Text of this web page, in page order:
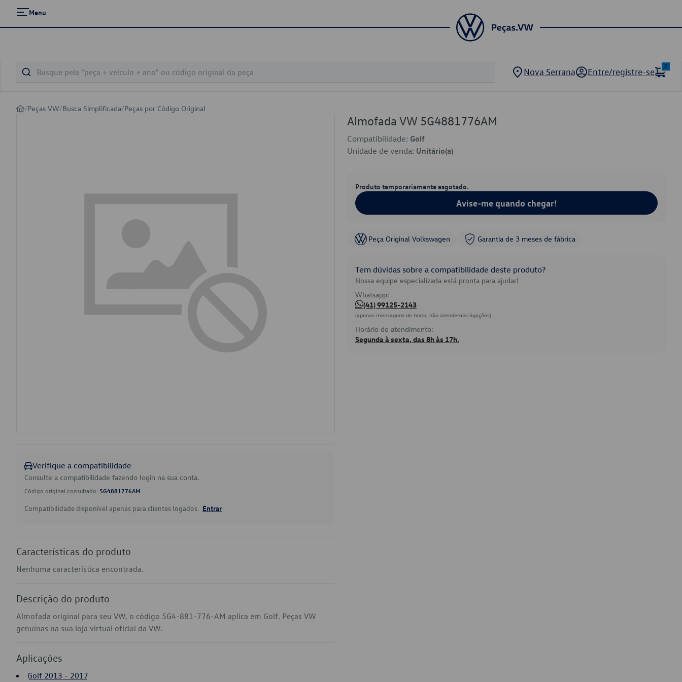
Menu
Nova Serrana Entre/registre-se
0
/Peças VW/Busca Simplificada/Peças por Código Original
Verifique a compatibilidade
Consulte a compatibilidade fazendo login na sua conta.
Código original consultado: 5G4881776AM
Compatibilidade disponível apenas para clientes logados. Entrar
Características do produto
Nenhuma característica encontrada.
Descrição do produto
Almofada original para seu VW, o código 5G4-881-776-AM aplica em Golf. Peças VW
genuínas na sua loja virtual oficial da VW.
Aplicações
Golf 2013 - 2017
Almofada VW 5G4881776AM
Compatibilidade: Golf
Unidade de venda: Unitário(a)
Produto temporariamente esgotado.
Avise-me quando chegar!
Peça Original Volkswagen Garantia de 3 meses de fábrica
Tem dúvidas sobre a compatibilidade deste produto?
Nossa equipe especializada está pronta para ajudar!
Whatsapp:
(41) 99125-2143
(apenas mensagens de texto, não atendemos ligações)
Horário de atendimento:
Segunda à sexta, das 8h às 17h.